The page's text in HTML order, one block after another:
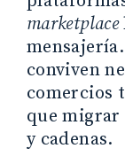
marketplace
conviven
comercios
que migrar
y cadenas.